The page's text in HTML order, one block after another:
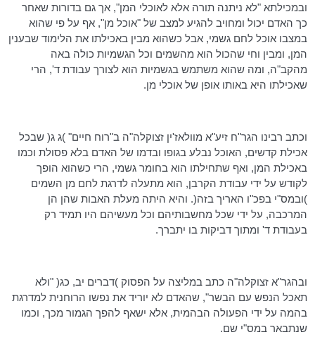
ובמכילתא "לא ניתנה תורה אלא לאוכלי המן", אך גם בדורות שאחר
כך האדם יכול ומחויב להגיע למצב של "אוכל מן", אף על פי שהוא
במצבו אוכל לחם גשמי, אבל כשהוא מבין באכילתו את הלימוד שבענין
המן, ומבין וחי שהכול הוא מהשמים וכל הגשמיות כולה באה
מהקב"ה, ומה שהוא משתמש בגשמיות הוא לצורך עבודת ד', הרי
שאכילתו היא באותו אופן של אוכלי מן.
וכתב רבינו הגר"ח זיע"א מוולאז'ין זצוקלה"ה ב"רוח חיים" )גג( שבכל
אכילת קדשים, האוכל נבלע בגופו ובדמו של האדם בלא פסולת וכמו
באכילת המן, ואף שתחילתו הוא בחומר גשמי, הרי כשהוא הופך
לקודש על ידי עבודת הקרבן, הוא מתעלה לדרגת לחם מן השמים
)ובמס"י בפכ"ו האריך בזה(. והיא היתה מעלת האבות שהן הן
המרכבה, על ידי שכל מחשבותיהם וכל מעשיהם היו תמיד רק
בעבודת ד' ומתוך דביקות בו יתברך.
ובהגר"א זצוקלה"ה כתב במליצה על הפסוק )דברים יב, כג( "ולא
תאכל הנפש עם הבשר", שהאדם לא יוריד את נפשו הרוחנית למדרגת
בהמה על ידי הפעולה הבהמית, אלא ישאף להפך הגמור מכך, וכמו
שנתבאר במס"י שם.